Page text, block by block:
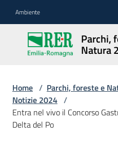
Ambiente
Parchi,
Natura
Parchi,
foreste
e
2000
Aree
Home / Parchi, foreste e
Notizie 2024 /
Entra nel vivo il Concorso
Delta del Po